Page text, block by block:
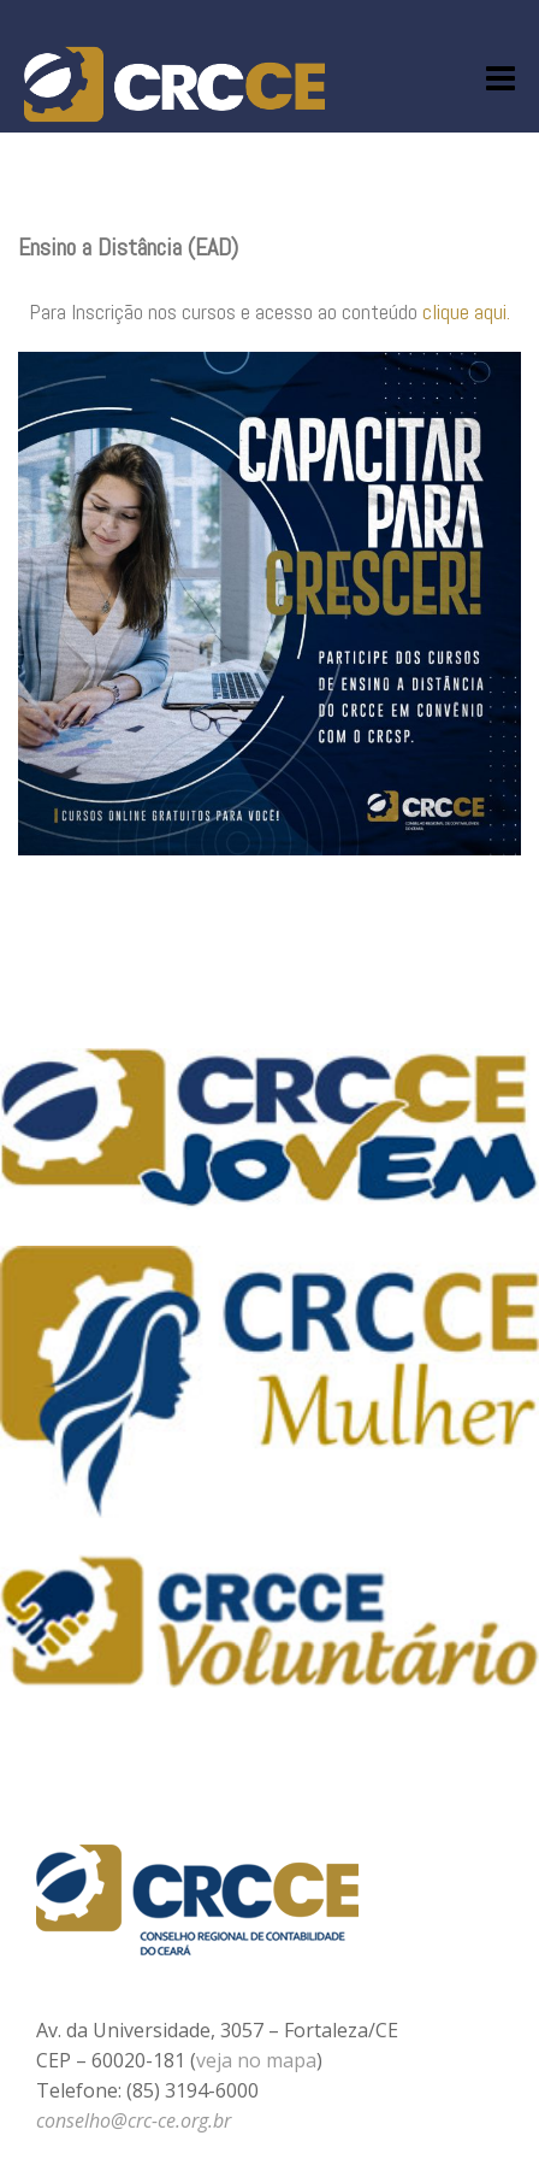
content
Ensino a Distância (EAD)
Para Inscrição nos cursos e acesso ao conteúdo clique aqui.
Av. da Universidade, 3057 – Fortaleza/CE
CEP – 60020-181 (veja no mapa)
Telefone: (85) 3194-6000
conselho@crc-ce.org.br